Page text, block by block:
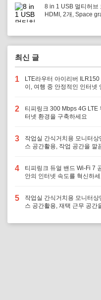
8 in 1 USB 멀티허브
HDMI, 2개, Space
최신 글
1
LTE라우터 아이리버
이, 여행 중 안정적인 인터넷
2
티피링크 300 Mbps 4G LTE
터넷 환경을 구축하세요
3
작업실 간식거치용 모니터
스 공간활용, 작업 공간을 깔
4
티피링크 듀얼 밴드 Wi-Fi 7
안의 인터넷 속도를 혁신하
5
작업실 간식거치용 모니터
스 공간활용, 재택 근무 공간